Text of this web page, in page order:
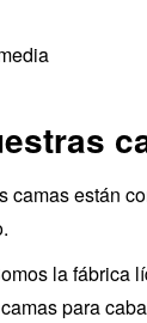
camas están
la fábrica
para